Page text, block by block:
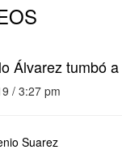
Álvarez tumbó
/ 3:27 pm